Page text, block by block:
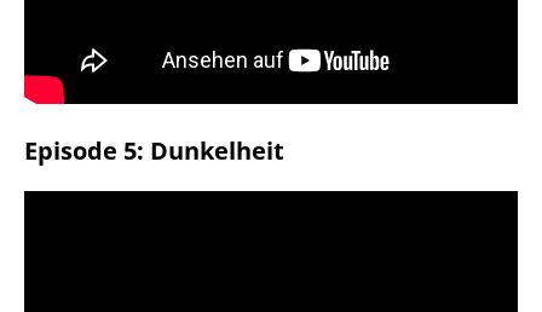
Episode 5: Dunkelheit